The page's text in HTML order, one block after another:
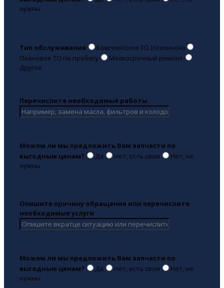
нужны
Тип обслуживания
Комплексное ТО (сезонное)
Плановое ТО по пробегу
Мелкосрочный ремонт
Другое
Перечислите необходимые работы
Можем ли мы предложить Вам запчасти по
выгодным ценам?
Да Нет, есть свои
Нет, не
нужны
Опишите причину обращения или перечислите
необходимые услуги
Можем ли мы предложить Вам запчасти по
выгодным ценам?
Да Нет, есть свои
Нет, не
нужны